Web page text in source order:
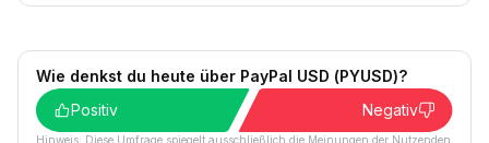
Wie denkst du heute über PayPal USD (PYUSD)?
Positiv
Negativ
Hinweis: Diese Umfrage spiegelt ausschließlich die Meinungen der Nutzenden